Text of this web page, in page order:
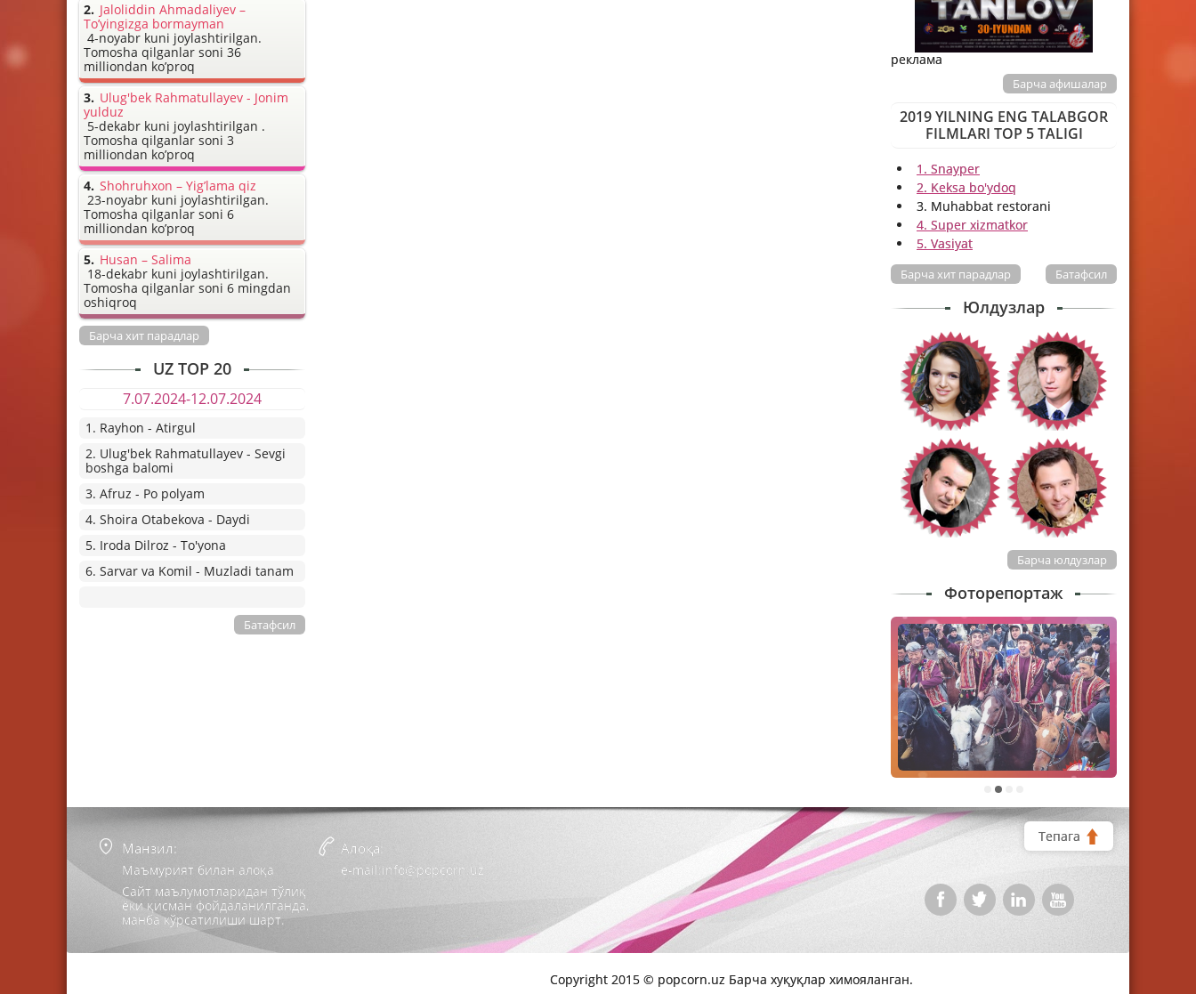
реклама
Барча афишалар
2019 YILNING ENG TALABGOR
FILMLARI TOP 5 TALIGI
1. Snayper
2. Keksa bo'ydoq
3. Muhabbat restorani
4. Super xizmatkor
5. Vasiyat
Батафсил
Барча хит парадлар
Юлдузлар
Барча юлдузлар
Фоторепортаж
2
Jaloliddin Ahmadaliyev –
To’yingizga bormayman
4-noyabr kuni joylashtirilgan.
Tomosha qilganlar soni 36
milliondan ko’proq
Ulug'bek Rahmatullayev - Jonim
yulduz
5-dekabr kuni joylashtirilgan .
Tomosha qilganlar soni 3
milliondan ko’proq
Shohruhxon – Yig’lama qiz
23-noyabr kuni joylashtirilgan.
Tomosha qilganlar soni 6
milliondan ko’proq
Husan – Salima
18-dekabr kuni joylashtirilgan.
Tomosha qilganlar soni 6 mingdan
oshiqroq
Барча хит парадлар
UZ TOP 20
7.07.2024-12.07.2024
1. Rayhon - Atirgul
2. Ulug'bek Rahmatullayev - Sevgi
boshga balomi
3. Afruz - Po polyam
4. Shoira Otabekova - Daydi
5. Iroda Dilroz - To'yona
6. Sarvar va Komil - Muzladi tanam
Батафсил
Манзил:
Маъмурият билан алоқа
Сайт маълумотларидан тўлиқ
ёки қисман фойдаланилганда,
манба кўрсатилиши шарт.
Алоқа:
e-mail:info@popcorn.uz
Тепага
Copyright 2015 © popcorn.uz Барча хуқуқлар химояланган.